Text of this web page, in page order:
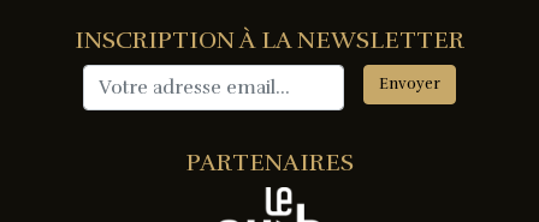
INSCRIPTION À LA NEWSLETTER
PARTENAIRES